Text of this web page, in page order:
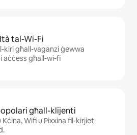
tal-Wi-Fi
kiri għall-vaganzi ġewwa
aċċess għall-wi-fi
għall-klijenti
Wifi u Pixxina fil-kirjiet